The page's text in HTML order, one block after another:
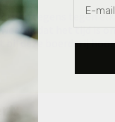
en tegens tegen
ik dat het tijd is
bij deze boerderij